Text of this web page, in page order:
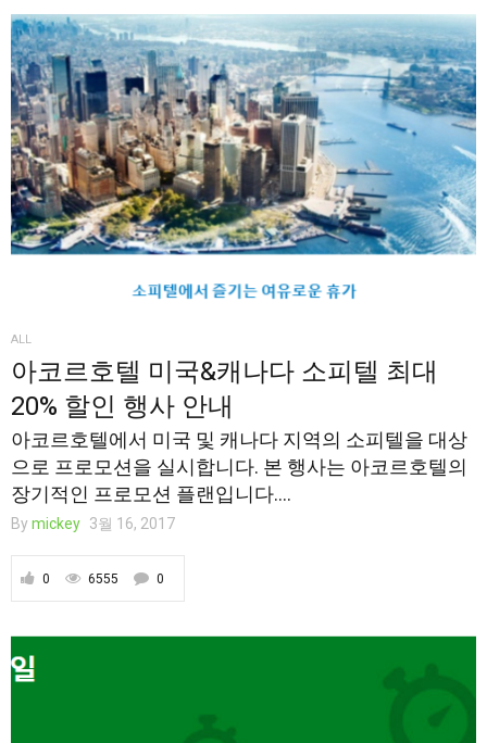
ALL
아코르호텔 미국&캐나다 소피텔 최대
20% 할인 행사 안내
아코르호텔에서 미국 및 캐나다 지역의 소피텔을 대상
으로 프로모션을 실시합니다. 본 행사는 아코르호텔의
장기적인 프로모션 플랜입니다....
By mickey 3월 16, 2017
0 6555 0